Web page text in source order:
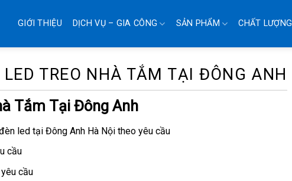
GIỚI THIỆU DỊCH VỤ – GIA CÔNG SẢN PHẨM CHẤT LƯỢNG
TREO NHÀ TẮM TẠI ĐÔNG ANH
Tắm Tại Đông Anh
led tại Đông Anh Hà Nội theo yêu cầu
cầu
cầu